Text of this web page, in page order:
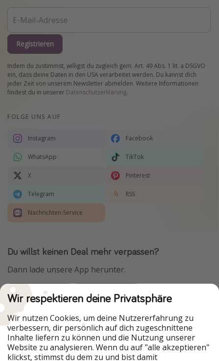
Registrieren
Indem du zustimmst, willigst du zugleich gem. Art. 49 Abs. 1 lit. a DSGVO
ein, dass deine Daten in den USA verarbeitet werden. Du kannst dich
jeder Zeit von unserem Newsletter abmelden. Weitere Informationen
findest du in unserer Datenschutzerklärung.
FOLGE UNS AUF
Instagram Facebook
WhatsApp TikTok
X Pinterest
Telegram RSS
Nachrichten-Service
Du willst keinen Deal mehr verpassen?
Dann lade unsere App herunter.
Urlaubspiraten ist Teil der HolidayPirates Group
Unsere Märkte
PiratinViaggio
HolidayPirates
Wir respektieren deine Privatsphäre
Wir nutzen Cookies, um deine Nutzererfahrung zu
verbessern, dir persönlich auf dich zugeschnittene
Inhalte liefern zu können und die Nutzung unserer
Website zu analysieren. Wenn du auf "alle akzeptieren"
klickst, stimmst du dem zu und bist damit